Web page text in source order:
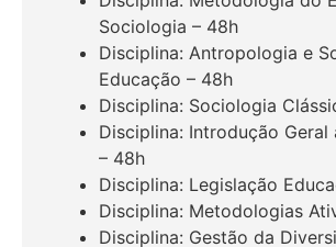
Sociologia – 48h
Disciplina: Antropologia e
Educação – 48h
Disciplina: Sociologia
Disciplina: Introdução Geral
– 48h
Disciplina: Legislação
Disciplina: Metodologias
Disciplina: Gestão da